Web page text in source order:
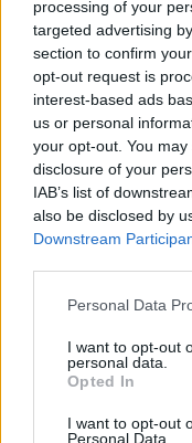
processing of your
targeted advertising
section to confirm
opt-out request is
interest-based ads
us or personal
your opt-out. You
disclosure of your
IAB’s list of
also be disclosed by
Downstream
Please note that this
not limited to your
grant or deny
use your data for
consent section.
Personal Data
I want to opt-out
personal data.
Opted In
I want to opt-out
Personal Data.
Mérleg (09. 24-10.
időben érkezik, jó
rokoni
értékes
Skorpió (10. 24-
siker
találkozón is
hogy a kiszemelt
Nyilas (11. 23-12.
de ha elvárod a
tündérnek fog
Bak (12. 22-01. 20.)
szeretnél